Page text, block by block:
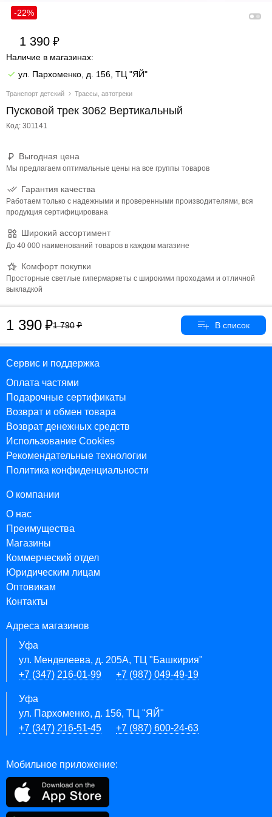
Транспорт детский Трассы, автотреки
Пусковой трек 3062 Вертикальный
Код: 301141
-22%
1 390
Наличие в магазинах:
ул. Пархоменко, д. 156, ТЦ "ЯЙ"
Выгодная цена
Мы предлагаем оптимальные цены на все группы товаров
Гарантия качества
Работаем только с надежными и проверенными производителями, вся
продукция сертифицирована
Широкий ассортимент
До 40 000 наименований товаров в каждом магазине
Комфорт покупки
Просторные светлые гипермаркеты с широкими проходами и отличной
выкладкой
1 390 1 790
Сервис и поддержка
Оплата частями
Подарочные сертификаты
Возврат и обмен товара
Возврат денежных средств
Использование Cookies
Рекомендательные технологии
Политика конфиденциальности
О компании
О нас
Преимущества
Магазины
Коммерческий отдел
Юридическим лицам
Оптовикам
Контакты
Адреса магазинов
Уфа
ул. Менделеева, д. 205А, ТЦ "Башкирия"
+7 (347) 216-01-99
+7 (987) 049-49-19
Уфа
ул. Пархоменко, д. 156, ТЦ "ЯЙ"
+7 (347) 216-51-45
+7 (987) 600-24-63
Мобильное приложение: